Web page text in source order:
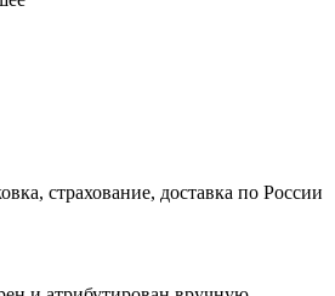
страхование, доставка по России